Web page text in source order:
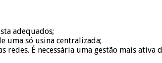
adequados;
uma só usina centralizada;
É necessária uma gestão mais ativa